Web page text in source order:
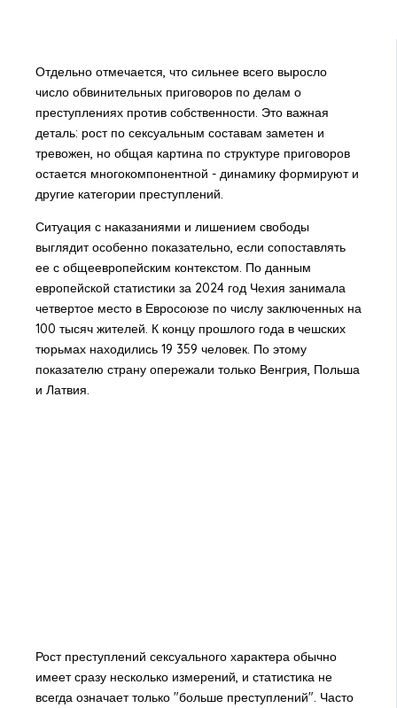
Отдельно отмечается, что сильнее всего выросло
число обвинительных приговоров по делам о
преступлениях против собственности. Это важная
деталь: рост по сексуальным составам заметен и
тревожен, но общая картина по структуре приговоров
остается многокомпонентной - динамику формируют и
другие категории преступлений.
Ситуация с наказаниями и лишением свободы
выглядит особенно показательно, если сопоставлять
ее с общеевропейским контекстом. По данным
европейской статистики за 2024 год Чехия занимала
четвертое место в Евросоюзе по числу заключенных на
100 тысяч жителей. К концу прошлого года в чешских
тюрьмах находились 19 359 человек. По этому
показателю страну опережали только Венгрия, Польша
и Латвия.
Рост преступлений сексуального характера обычно
имеет сразу несколько измерений, и статистика не
всегда означает только "больше преступлений". Часто